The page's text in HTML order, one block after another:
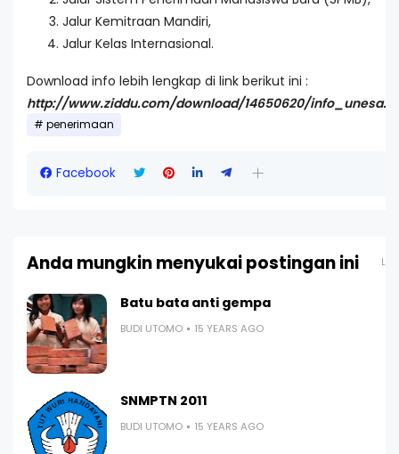
Jalur Kemitraan Mandiri,
Jalur Kelas Internasional.
Download info lebih lengkap di link berikut ini :
http://www.ziddu.com/download/14650620/
penerimaan
Facebook
Anda mungkin menyukai postingan ini
Batu bata anti gempa
BUDI UTOMO 15 YEARS AGO
SNMPTN 2011
BUDI UTOMO 15 YEARS AGO